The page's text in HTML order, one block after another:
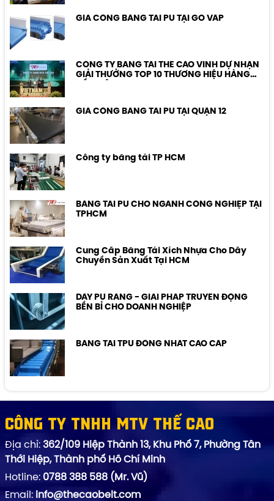
GIA CÔNG BĂNG TẢI PU TẠI GÒ VẤP
CÔNG TY BĂNG TẢI THẾ CAO VINH DỰ NHẬN
GIẢI THƯỞNG TOP 10 THƯƠNG HIỆU HÀNG
GIA CÔNG BĂNG TẢI PU TẠI QUẬN 12
Công ty băng tải TP HCM
BĂNG TẢI PU CHO NGÀNH CÔNG NGHIỆP TẠI
TPHCM
Cung Cấp Băng Tải Xích Nhựa Cho Dây
Chuyền Sản Xuất Tại HCM
DÂY PU RĂNG - GIẢI PHÁP TRUYỀN ĐỘNG
BỀN BỈ CHO DOANH NGHIỆP
BĂNG TẢI TPU ĐỒNG NHẤT CAO CẤP
Công ty TNHH MTV Thế Cao
Địa chỉ: 362/109 Hiệp Thành 13, Khu Phố 7, Phường Tân
Thới Hiệp, Thành phố Hồ Chí Minh
Hotline: 0788 388 588 (Mr. Vũ)
Email: info@thecaobelt.com